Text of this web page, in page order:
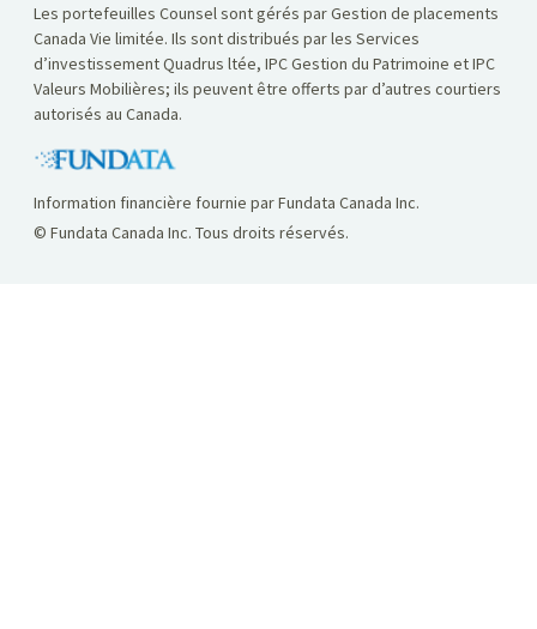
Les portefeuilles Counsel sont gérés par Gestion de placements
Canada Vie limitée. Ils sont distribués par les Services
d’investissement Quadrus ltée, IPC Gestion du Patrimoine et IPC
Valeurs Mobilières; ils peuvent être offerts par d’autres courtiers
autorisés au Canada.
Information financière fournie par Fundata Canada Inc.
© Fundata Canada Inc. Tous droits réservés.